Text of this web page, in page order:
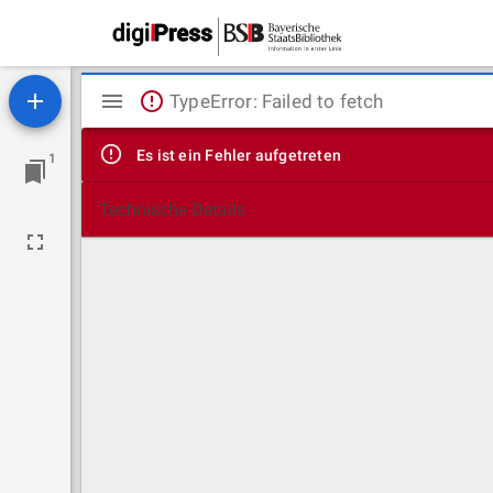
1
Mirador
Viewer
TypeError: Failed to fetch
Es ist ein Fehler aufgetreten
Technische Details